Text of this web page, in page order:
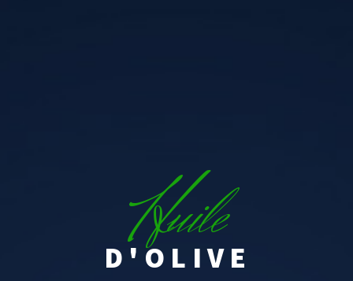
H
uile
D'OLIVE